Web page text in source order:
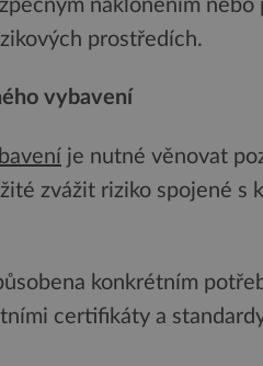
nakloněním
prostředích.
vybavení
je nutné věnovat
zvážit riziko spojené s
konkrétním
certifikáty a